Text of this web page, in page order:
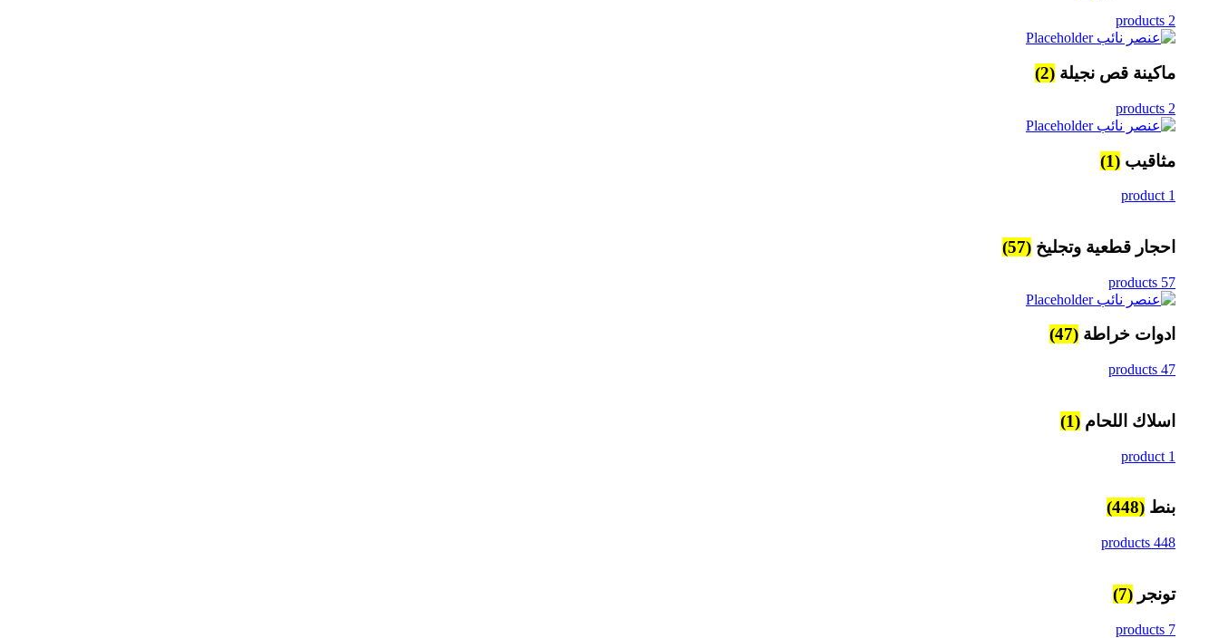
2 products
ماكينة قص نجيلة (2)
2 products
مثاقيب (1)
1 product
احجار قطعية وتجليخ (57)
57 products
ادوات خراطة (47)
47 products
اسلاك اللحام (1)
1 product
بنط (448)
448 products
تونجر (7)
7 products